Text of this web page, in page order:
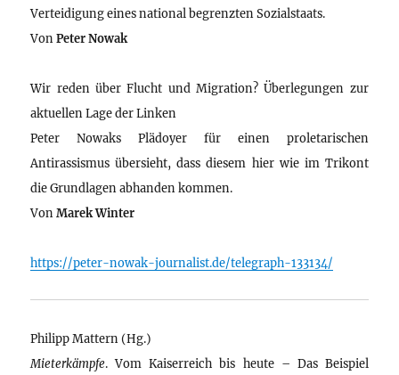
Verteidigung eines national begrenzten Sozialstaats.
VonPeter Nowak
Wir reden über Flucht und Migration? Überlegungen zur
aktuellen Lage der Linken
Peter Nowaks Plädoyer für einen proletarischen
Antirassismus übersieht, dass diesem hier wie im Trikont
die Grundlagen abhanden kommen.
VonMarek Winter
https://peter-nowak-journalist.de/telegraph-133134/
Philipp Mattern (Hg.)
Mieterkämpfe. Vom Kaiserreich bis heute – Das Beispiel